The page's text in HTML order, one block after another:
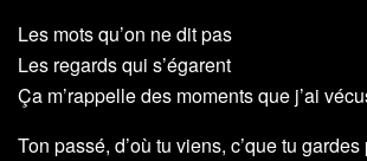
Les mots qu’on ne dit pas
Les regards qui s’égarent
Ça m’rappelle des moments que j’ai
Ton passé, d’où tu viens, c’que tu gardes